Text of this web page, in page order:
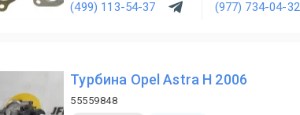
(499) 113-54-37 (977) 734-04-32
Турбина Opel Astra H 2006
55559848